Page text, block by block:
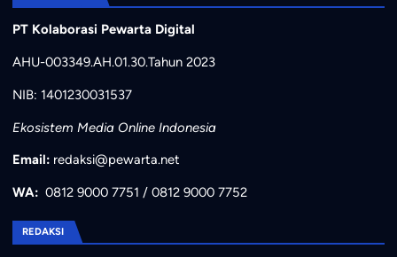
PT Kolaborasi Pewarta Digital
AHU-003349.AH.01.30.Tahun 2023
NIB: 1401230031537
Ekosistem Media Online Indonesia
Email: redaksi@pewarta.net
WA: 0812 9000 7751 / 0812 9000 7752
REDAKSI